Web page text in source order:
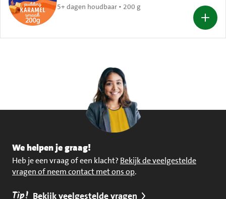
5+ dagen houdbaar • 200 g
We helpen je graag!
Heb je een vraag of een klacht? Bekijk de veelgestelde
vragen of neem contact met ons op.
Bekijk veelgestelde vragen